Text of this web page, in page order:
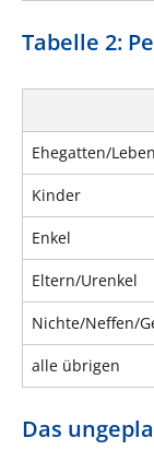
Tabelle 2:
Ehegatten/
Kinder
Enkel
Eltern/Urenkel
Nichte/Neffen/
alle übrigen
Das